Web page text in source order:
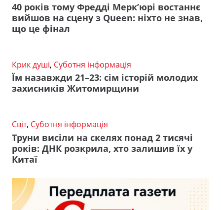
40 років тому Фредді Мерк’юрі востаннє
вийшов на сцену з Queen: ніхто не знав,
що це фінал
Крик душі, Суботня інформація
Їм назавжди 21–23: сім історій молодих
захисників Житомирщини
Світ, Суботня інформація
Труни висіли на скелях понад 2 тисячі
років: ДНК розкрила, хто залишив їх у
Китаї